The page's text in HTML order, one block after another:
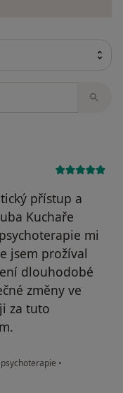
přístup a
Kuchaře
mi
jsem prožíval
dlouhodobé
změny ve
za tuto
psychoterapie •